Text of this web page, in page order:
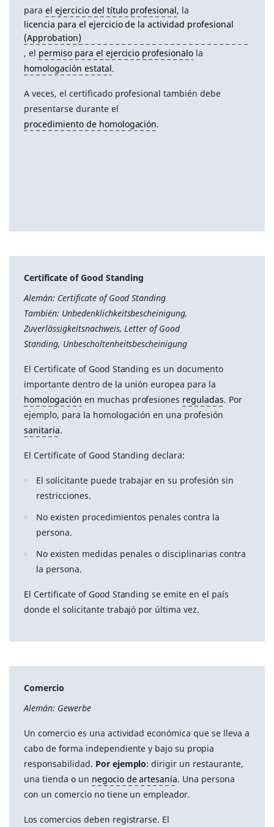
para el ejercicio del título profesional, la
licencia para el ejercicio de la actividad profesional
(Approbation)
, el permiso para el ejercicio profesionalo la
homologación estatal.
A veces, el certificado profesional también debe
presentarse durante el
procedimiento de homologación.
Certificate of Good Standing
Alemán: Certificate of Good Standing
También: Unbedenklichkeitsbescheinigung,
Zuverlässigkeitsnachweis, Letter of Good
Standing, Unbescholtenheitsbescheinigung
El Certificate of Good Standing es un documento
importante dentro de la unión europea para la
homologación en muchas profesiones reguladas. Por
ejemplo, para la homologación en una profesión
sanitaria.
El Certificate of Good Standing declara:
El solicitante puede trabajar en su profesión sin
restricciones.
No existen procedimientos penales contra la
persona.
No existen medidas penales o disciplinarias contra
la persona.
El Certificate of Good Standing se emite en el país
donde el solicitante trabajó por última vez.
Comercio
Alemán: Gewerbe
Un comercio es una actividad económica que se lleva a
cabo de forma independiente y bajo su propia
responsabilidad. Por ejemplo: dirigir un restaurante,
una tienda o un negocio de artesanía. Una persona
con un comercio no tiene un empleador.
Los comercios deben registrarse. El